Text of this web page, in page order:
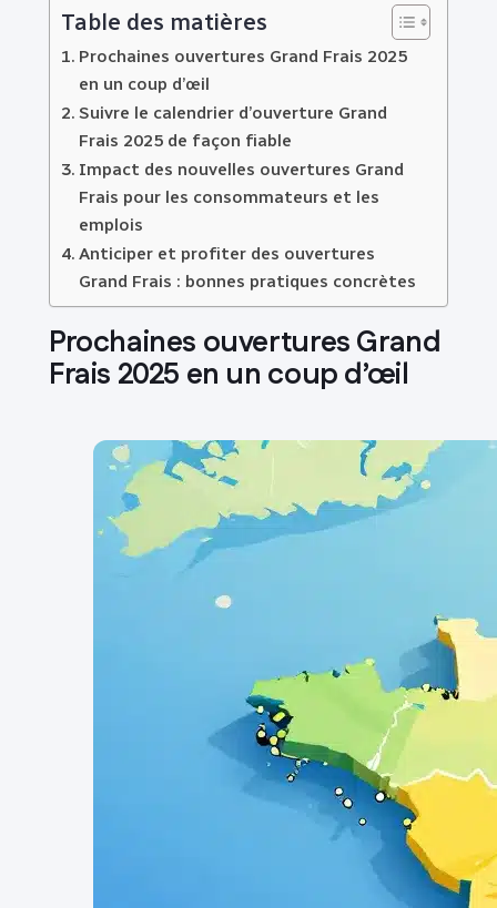
Table des matières
Prochaines ouvertures Grand Frais 2025
en un coup d’œil
Suivre le calendrier d’ouverture Grand
Frais 2025 de façon fiable
Impact des nouvelles ouvertures Grand
Frais pour les consommateurs et les
emplois
Anticiper et profiter des ouvertures
Grand Frais : bonnes pratiques concrètes
Prochaines ouvertures Grand
Frais 2025 en un coup d’œil